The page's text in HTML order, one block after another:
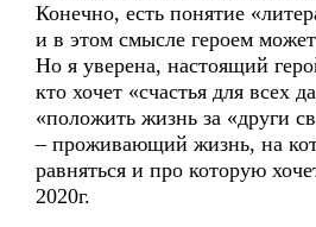
Конечно, есть понятие
и в этом смысле героем
Но я уверена, настоящий
кто хочет «счастья для всех
«положить жизнь за «други
– проживающий жизнь, на
равняться и про которую
2020г.